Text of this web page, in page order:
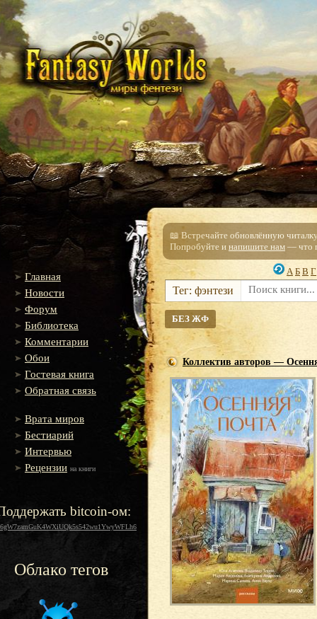
Главная
Новости
Форум
Библиотека
Комментарии
Обои
Гостевая книга
Обратная связь
Врата миров
Бестиарий
Интервью
Рецензии на книги
bitcoin-ом:
Облако тегов
📖 Встречайте обновлённую
Попробуйте и напишите нам — что
А Б В Г
Тег: фэнтези
БЕЗ ЖФ
Коллектив авторов —